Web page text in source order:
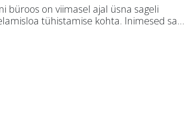
büroos on viimasel ajal üsna sageli
tühistamise kohta. Inimesed sa...